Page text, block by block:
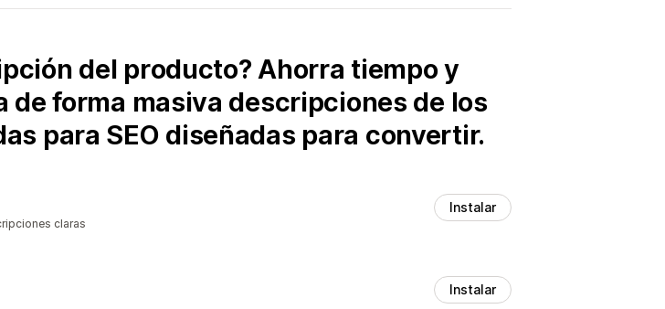
del producto? Ahorra tiempo y
de forma masiva descripciones de los
para SEO diseñadas para convertir.
claras
Instalar
Instalar